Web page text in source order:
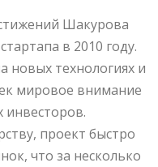
Шакурова
в 2010 году.
новых технологиях и
мировое внимание
инвесторов.
проект быстро
что за несколько